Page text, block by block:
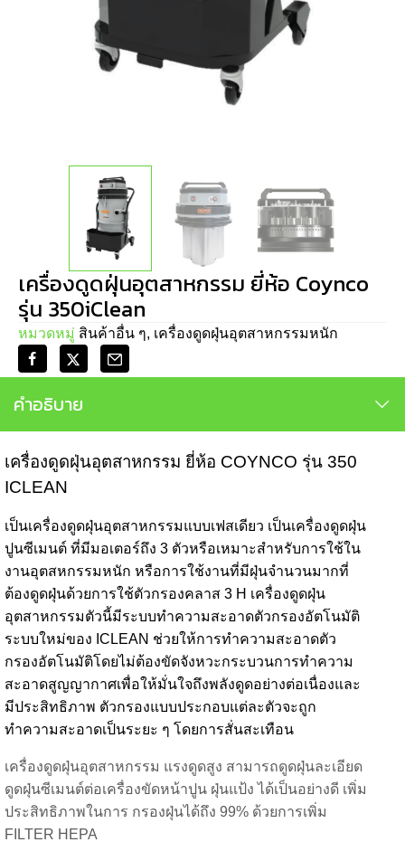
เครื่องดูดฝุ่นอุตสาหกรรม ยี่ห้อ Coynco
รุ่น 350iClean
หมวดหมู่ สินค้าอื่น ๆ, เครื่องดูดฝุ่นอุตสาหกรรมหนัก
คำอธิบาย
เครื่องดูดฝุ่นอุตสาหกรรม ยี่ห้อ COYNCO รุ่น 350
ICLEAN
เป็นเครื่องดูดฝุ่นอุตสาหกรรมแบบเฟสเดียว เป็นเครื่องดูดฝุ่น
ปูนซีเมนต์ ที่มีมอเตอร์ถึง 3 ตัวหรือเหมาะสำหรับการใช้ใน
งานอุตสหกรรมหนัก หรือการใช้งานที่มีฝุ่นจำนวนมากที่
ต้องดูดฝุ่นด้วยการใช้ตัวกรองคลาส 3 H เครื่องดูดฝุ่น
อุตสาหกรรมตัวนี้มีระบบทำความสะอาดตัวกรองอัตโนมัติ
ระบบใหม่ของ ICLEAN ช่วยให้การทำความสะอาดตัว
กรองอัตโนมัติโดยไม่ต้องขัดจังหวะกระบวนการทำความ
สะอาดสูญญากาศเพื่อให้มั่นใจถึงพลังดูดอย่างต่อเนื่องและ
มีประสิทธิภาพ ตัวกรองแบบประกอบแต่ละตัวจะถูก
ทำความสะอาดเป็นระยะ ๆ โดยการสั่นสะเทือน
เครื่องดูดฝุ่นอุตสาหกรรม แรงดูดสูง สามารถดูดฝุ่นละเอียด
ดูดฝุ่นซีเมนต์ต่อเครื่องขัดหน้าปูน ฝุ่นแป้ง ได้เป็นอย่างดี เพิ่ม
ประสิทธิภาพในการ กรองฝุ่นได้ถึง 99% ด้วยการเพิ่ม
FILTER HEPA